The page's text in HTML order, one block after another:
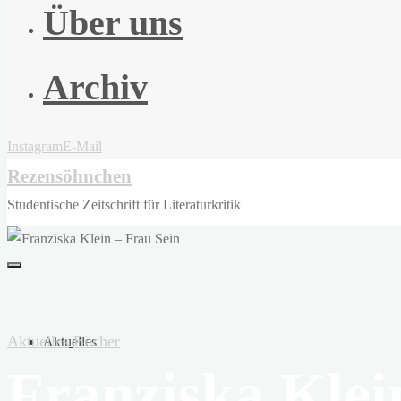
Über uns
Archiv
InstagramE-Mail
Rezensöhnchen
Studentische Zeitschrift für Literaturkritik
Aktuelles
Aktuelles Bücher